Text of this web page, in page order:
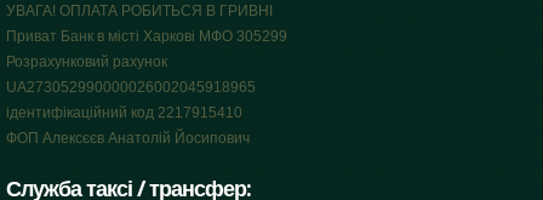
УВАГА! ОПЛАТА РОБИТЬСЯ В ГРИВНІ
Приват Банк в місті Харкові МФО 305299
Розрахунковий рахунок
UA273052990000026002045918965
ідентифікаційний код 2217915410
ФОП Алексєєв Анатолій Йосипович
Служба таксі / трансфер: